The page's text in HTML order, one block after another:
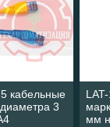
кабельные
3
мм